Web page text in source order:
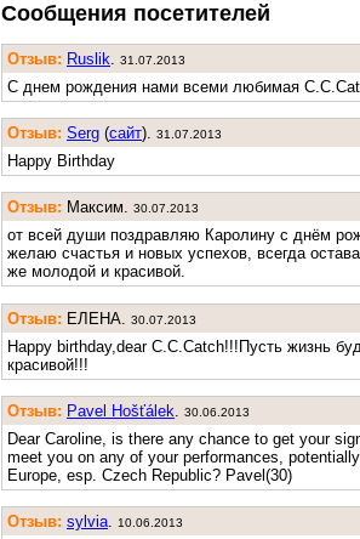
Сообщения посетителей
Отзыв: Ruslik 31.07.2013
С днем рождения нами всеми любимая
Отзыв: Serg (cайт). 31.07.2013
Happy Birthday
Отзыв: Максим. 30.07.2013
от всей души поздравляю Каролину с днём
желаю счастья и новых успехов, всегда
же молодой и красивой.
Отзыв: ЕЛЕНА. 30.07.2013
Happy birthday,dear C.C.Catch!!!Пусть жизнь
красивой!!!
Отзыв: Pavel Hošťálek 30.06.2013
Dear Caroline, is there any chance to get your
meet you on any of your performances,
Europe, esp. Czech Republic? Pavel(30)
Отзыв: sylvia. 10.06.2013